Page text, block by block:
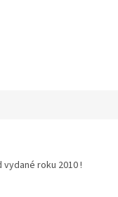
roku 2010 !